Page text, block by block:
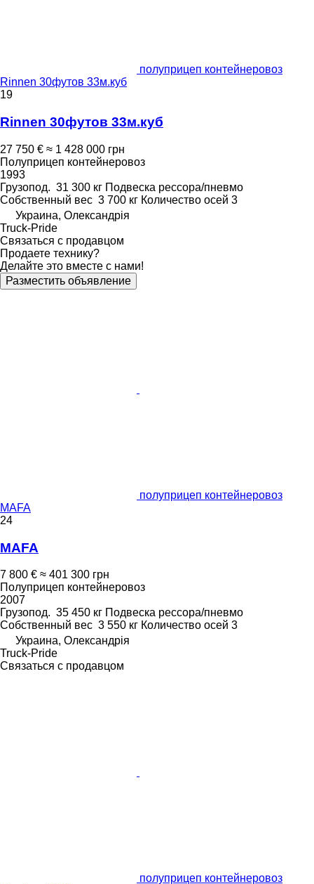
полуприцеп контейнеровоз
Rinnen 30футов 33м.куб
19
Rinnen 30футов 33м.куб
27 750 € ≈ 1 428 000 грн
Полуприцеп контейнеровоз
1993
Грузопод. 31 300 кг Подвеска рессора/пневмо
Собственный вес 3 700 кг Количество осей 3
Украина, Олександрія
Truck-Pride
Связаться с продавцом
Продаете технику?
Делайте это вместе с нами!
Разместить объявление
полуприцеп контейнеровоз
MAFA
24
MAFA
7 800 € ≈ 401 300 грн
Полуприцеп контейнеровоз
2007
Грузопод. 35 450 кг Подвеска рессора/пневмо
Собственный вес 3 550 кг Количество осей 3
Украина, Олександрія
Truck-Pride
Связаться с продавцом
полуприцеп контейнеровоз